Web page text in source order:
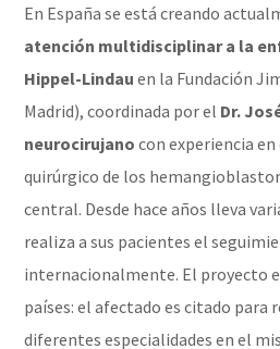
En España se está creando
atención multidisciplinar a la
Hippel-Lindauen la Fundación
Madrid), coordinada por el Dr.
neurocirujanocon experiencia
quirúrgico de los
central. Desde hace años lleva
realiza a sus pacientes el
internacionalmente. El proyecto
países: el afectado es citado para
diferentes especialidades en el